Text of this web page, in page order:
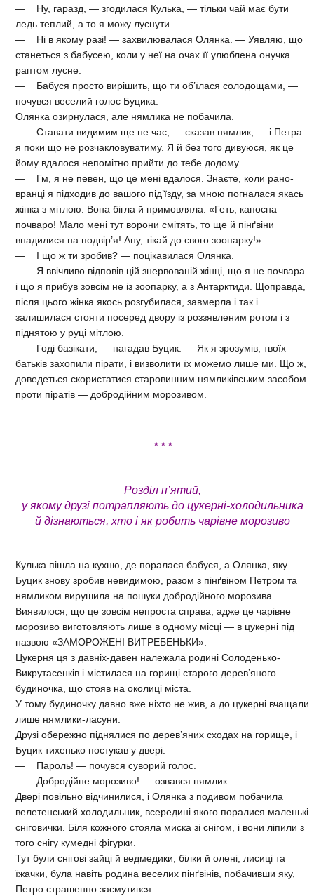
— Ну, гаразд, — згодилася Кулька, — тільки чай має бути
ледь теплий, а то я можу луснути.
— Ні в якому разі! — захвилювалася Олянка. — Уявляю, що
станеться з бабусею, коли у неї на очах її улюблена онучка
раптом лусне.
— Бабуся просто вирішить, що ти об’їлася солодощами, —
почувся веселий голос Буцика.
Олянка озирнулася, але нямлика не побачила.
— Ставати видимим ще не час, — сказав нямлик, — і Петра
я поки що не розчакловуватиму. Я й без того дивуюся, як це
йому вдалося непомітно прийти до тебе додому.
— Гм, я не певен, що це мені вдалося. Знаєте, коли рано-
вранці я підходив до вашого під’їзду, за мною погналася якась
жінка з мітлою. Вона бігла й примовляла: «Геть, капосна
почваро! Мало мені тут ворони смітять, то ще й пінґвіни
внадилися на подвір’я! Ану, тікай до свого зоопарку!»
— І що ж ти зробив? — поцікавилася Олянка.
— Я ввічливо відповів цій знервованій жінці, що я не почвара
і що я прибув зовсім не із зоопарку, а з Антарктиди. Щоправда,
після цього жінка якось розгубилася, завмерла і так і
залишилася стояти посеред двору із роззявленим ротом і з
піднятою у руці мітлою.
— Годі базікати, — нагадав Буцик. — Як я зрозумів, твоїх
батьків захопили пірати, і визволити їх можемо лише ми. Що ж,
доведеться скористатися старовинним нямликівським засобом
проти піратів — добродійним морозивом.
* * *
Розділ п’ятий,
у якому друзі потрапляють до цукерні-холодильника
й дізнаються, хто і як робить чарівне морозиво
Кулька пішла на кухню, де поралася бабуся, а Олянка, яку
Буцик знову зробив невидимою, разом з пінґвіном Петром та
нямликом вирушила на пошуки добродійного морозива.
Виявилося, що це зовсім непроста справа, адже це чарівне
морозиво виготовляють лише в одному місці — в цукерні під
назвою «ЗАМОРОЖЕНІ ВИТРЕБЕНЬКИ».
Цукерня ця з давніх-давен належала родині Солоденько-
Викрутасенків і містилася на горищі старого дерев’яного
будиночка, що стояв на околиці міста.
У тому будиночку давно вже ніхто не жив, а до цукерні вчащали
лише нямлики-ласуни.
Друзі обережно піднялися по дерев’яних сходах на горище, і
Буцик тихенько постукав у двері.
— Пароль! — почувся суворий голос.
— Добродійне морозиво! — озвався нямлик.
Двері повільно відчинилися, і Олянка з подивом побачила
велетенський холодильник, всередині якого поралися маленькі
сніговички. Біля кожного стояла миска зі снігом, і вони ліпили з
того снігу кумедні фігурки.
Тут були снігові зайці й ведмедики, білки й олені, лисиці та
їжачки, була навіть родина веселих пінґвінів, побачивши яку,
Петро страшенно засмутився.